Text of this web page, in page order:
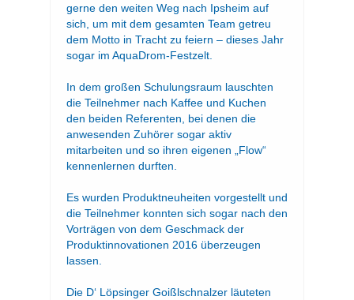
gerne den weiten Weg nach Ipsheim auf
sich, um mit dem gesamten Team getreu
dem Motto in Tracht zu feiern – dieses Jahr
sogar im AquaDrom-Festzelt.
In dem großen Schulungsraum lauschten
die Teilnehmer nach Kaffee und Kuchen
den beiden Referenten, bei denen die
anwesenden Zuhörer sogar aktiv
mitarbeiten und so ihren eigenen „Flow“
kennenlernen durften.
Es wurden Produktneuheiten vorgestellt und
die Teilnehmer konnten sich sogar nach den
Vorträgen von dem Geschmack der
Produktinnovationen 2016 überzeugen
lassen.
Die D‘ Löpsinger Goißlschnalzer läuteten